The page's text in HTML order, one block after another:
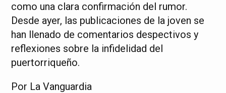
como una clara confirmación del rumor.
Desde ayer, las publicaciones de la joven se
han llenado de comentarios despectivos y
reflexiones sobre la infidelidad del
puertorriqueño.
Por La Vanguardia